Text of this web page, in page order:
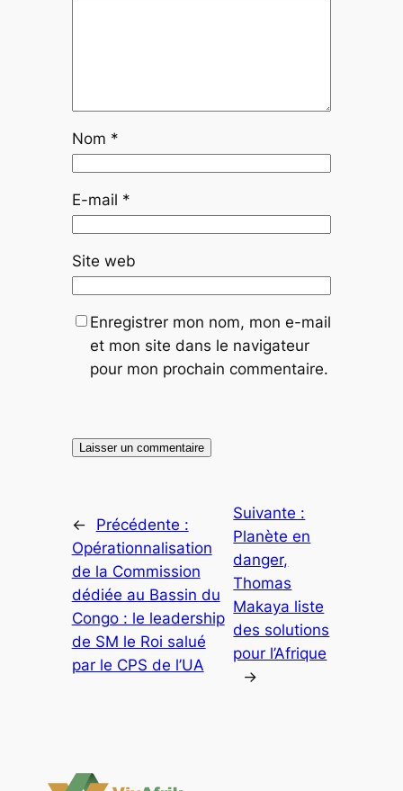
Nom *
E-mail *
Site web
Enregistrer mon nom, mon e-mail
et mon site dans le navigateur
pour mon prochain commentaire.
←
Précédente :
Opérationnalisation
de la Commission
dédiée au Bassin du
Congo : le leadership
de SM le Roi salué
par le CPS de l’UA
Suivante :
Planète en
danger,
Thomas
Makaya liste
des solutions
pour l’Afrique
→